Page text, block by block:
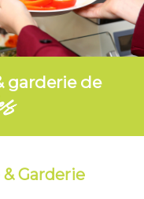
garderie de
Garderie